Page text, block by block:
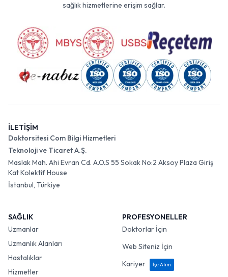
sağlık hizmetlerine erişim sağlar.
İLETİŞİM
Doktorsitesi Com Bilgi Hizmetleri
Teknoloji ve Ticaret A.Ş.
Maslak Mah. Ahi Evran Cd. A.O.S 55 Sokak No:2 Aksoy Plaza Giriş
Kat Kolektif House
İstanbul, Türkiye
SAĞLIK
Uzmanlar
Uzmanlık Alanları
Hastalıklar
Hizmetler
PROFESYONELLER
Doktorlar İçin
Web Siteniz İçin
Kariyer
İşe Alım